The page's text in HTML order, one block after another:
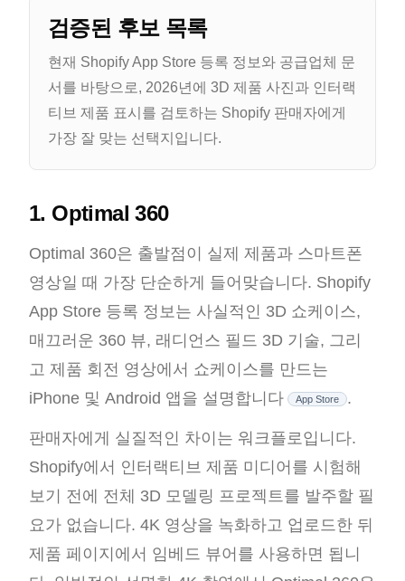
검증된 후보 목록
현재 Shopify App Store 등록 정보와 공급업체 문
서를 바탕으로, 2026년에 3D 제품 사진과 인터랙
티브 제품 표시를 검토하는 Shopify 판매자에게
가장 잘 맞는 선택지입니다.
1. Optimal 360
Optimal 360은 출발점이 실제 제품과 스마트폰
영상일 때 가장 단순하게 들어맞습니다. Shopify
App Store 등록 정보는 사실적인 3D 쇼케이스,
매끄러운 360 뷰, 래디언스 필드 3D 기술, 그리
고 제품 회전 영상에서 쇼케이스를 만드는
iPhone 및 Android 앱을 설명합니다
App Store .
판매자에게 실질적인 차이는 워크플로입니다.
Shopify에서 인터랙티브 제품 미디어를 시험해
보기 전에 전체 3D 모델링 프로젝트를 발주할 필
요가 없습니다. 4K 영상을 녹화하고 업로드한 뒤
제품 페이지에서 임베드 뷰어를 사용하면 됩니